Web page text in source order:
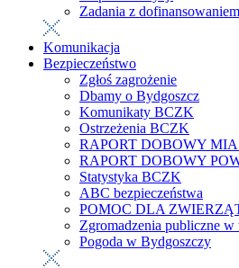
Zadania z
Komunikacja
Bezpieczeństwo
Zgłoś zagrożenie
Dbamy o Bydgoszcz
Komunikaty BCZK
Ostrzeżenia BCZK
RAPORT DOBOWY
RAPORT DOBOWY
Statystyka BCZK
ABC bezpieczeństwa
POMOC DLA
Zgromadzenia publiczne
Pogoda w Bydgoszczy